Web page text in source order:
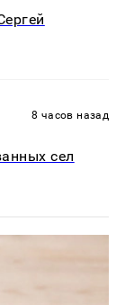
8 часов назад
сел